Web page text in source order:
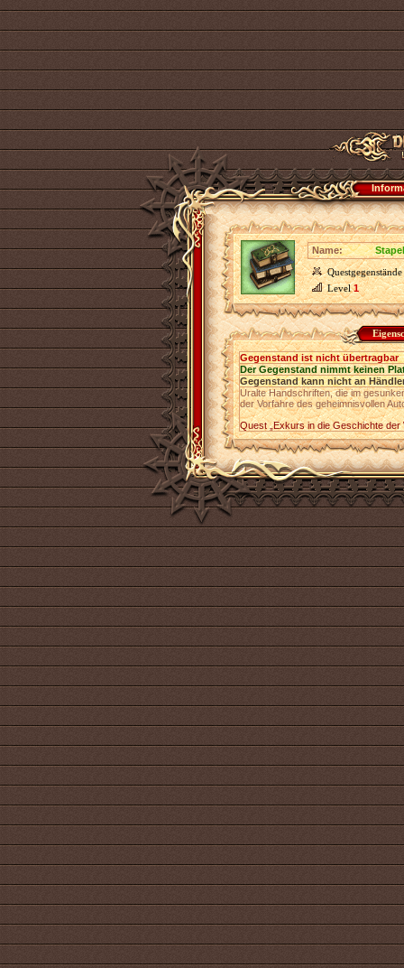
Name:
Questgegenstände
Level1
Gegenstand ist nicht übertragbar
Der Gegenstand nimmt keinen
Gegenstand kann nicht an
Uralte Handschriften, die im
der Vorfahre des geheimnisvollen
Quest „Exkurs in die Geschichte der